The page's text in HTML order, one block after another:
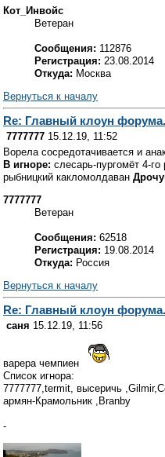
Кот_Инвойс
Ветеран
Сообщения: 112876
Регистрация: 23.08.2014
Откуда: Москва
Вернуться к началу
Re: Главный клоун форума.
7777777 15.12.19, 11:52
Ворела сосредотачивается и
В игноре: слесарь-пургомёт 4-го
рыбницкий какломолдаван
7777777
Ветеран
Сообщения: 62518
Регистрация: 19.08.2014
Откуда: Россия
Вернуться к началу
Re: Главный клоун форума.
саня 15.12.19, 11:56
варера чемпиен
Список игнора:
7777777,termit, высеричь
армян-Крамольник ,Branby
-